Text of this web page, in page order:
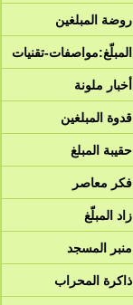
روضة المبلغين
المبلّغ:مواصفات-تقنيات
أخبار ملونة
قدوة المبلغين
حقيبة المبلغ
فكر معاصر
زاد المبلّغ
منبر المسجد
ذاكرة المحراب